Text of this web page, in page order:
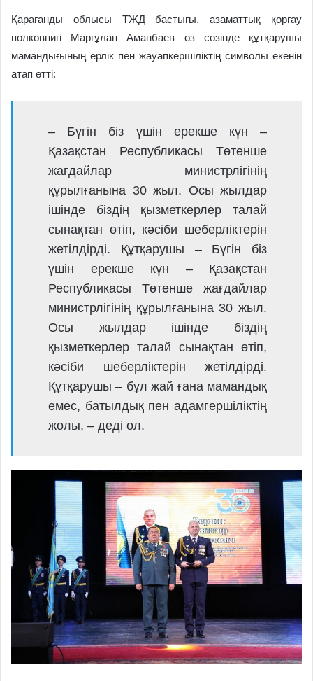
Қарағанды облысы ТЖД бастығы, азаматтық қорғау
полковнигі Марғұлан Аманбаев өз сөзінде құтқарушы
мамандығының ерлік пен жауапкершіліктің символы екенін
атап өтті:
– Бүгін біз үшін ерекше күн –
Қазақстан Республикасы Төтенше
жағдайлар министрлігінің
құрылғанына 30 жыл. Осы жылдар
ішінде біздің қызметкерлер талай
сынақтан өтіп, кәсіби шеберліктерін
жетілдірді. Құтқарушы – Бүгін біз
үшін ерекше күн – Қазақстан
Республикасы Төтенше жағдайлар
министрлігінің құрылғанына 30 жыл.
Осы жылдар ішінде біздің
қызметкерлер талай сынақтан өтіп,
кәсіби шеберліктерін жетілдірді.
Құтқарушы – бұл жай ғана мамандық
емес, батылдық пен адамгершіліктің
жолы, – деді ол.